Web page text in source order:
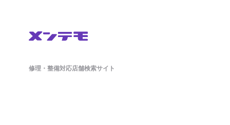
修理・整備対応店舗検索サイト